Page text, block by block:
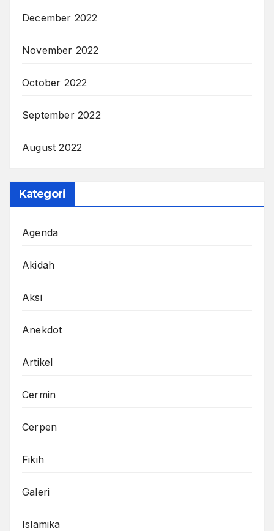
December 2022
November 2022
October 2022
September 2022
August 2022
Kategori
Agenda
Akidah
Aksi
Anekdot
Artikel
Cermin
Cerpen
Fikih
Galeri
Islamika